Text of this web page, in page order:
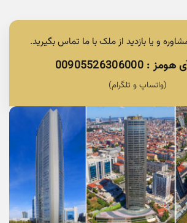
و یا بازدید از ملک با ما تماس بگیرید.
(واتساپ و تلگرام)